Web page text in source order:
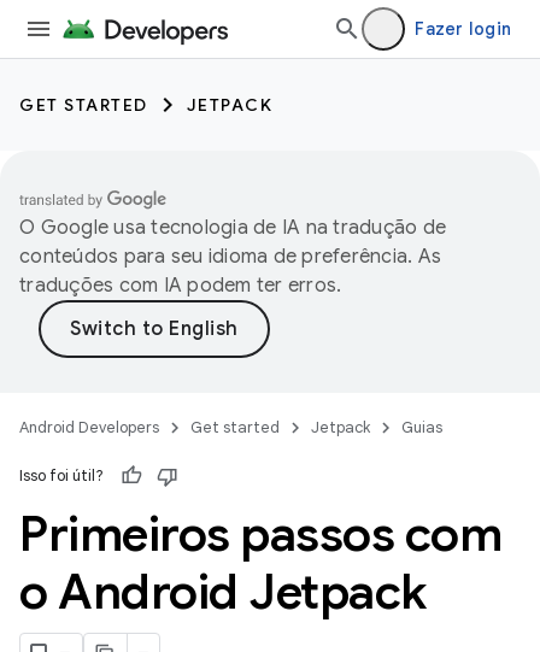
Fazer login
GET STARTED JETPACK
O Google usa tecnologia de IA na tradução de
conteúdos para seu idioma de preferência. As
traduções com IA podem ter erros.
Android Developers Get started Jetpack Guias
Isso foi útil?
Primeiros passos com
o Android Jetpack